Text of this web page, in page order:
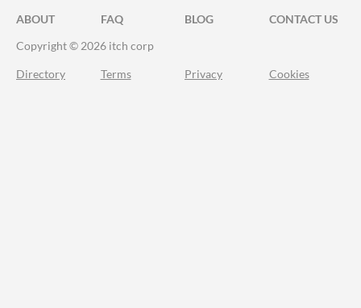
ABOUT FAQ BLOG
CONTACT US
Copyright © 2026 itch corp
Directory Terms Privacy Cookies